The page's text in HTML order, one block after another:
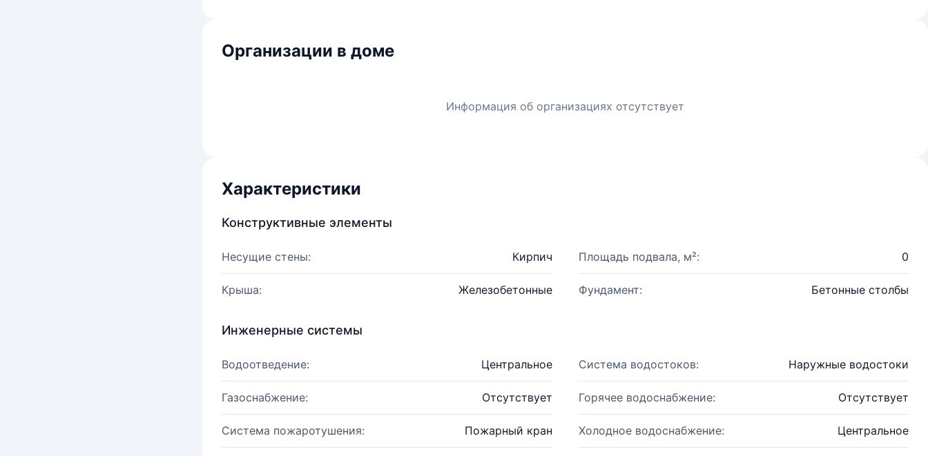
Организации в доме
Информация об организациях отсутствует
Характеристики
Конструктивные элементы
Несущие стены: Кирпич Площадь подвала, м²: 0
Крыша: Железобетонные Фундамент: Бетонные столбы
Инженерные системы
Водоотведение: Центральное Система водостоков: Наружные водостоки
Газоснабжение: Отсутствует Горячее водоснабжение: Отсутствует
Система пожаротушения: Пожарный кран Холодное водоснабжение: Центральное